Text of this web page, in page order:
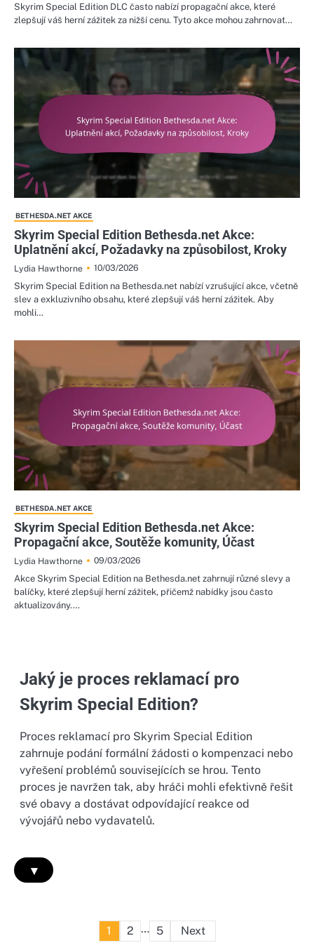
Skyrim Special Edition DLC často nabízí propagační akce, které
zlepšují váš herní zážitek za nižší cenu. Tyto akce mohou zahrnovat…
BETHESDA.NET AKCE
Skyrim Special Edition Bethesda.net Akce:
Uplatnění akcí, Požadavky na způsobilost, Kroky
Lydia Hawthorne
10/03/2026
Skyrim Special Edition na Bethesda.net nabízí vzrušující akce, včetně
slev a exkluzivního obsahu, které zlepšují váš herní zážitek. Aby
mohli…
BETHESDA.NET AKCE
Skyrim Special Edition Bethesda.net Akce:
Propagační akce, Soutěže komunity, Účast
Lydia Hawthorne
09/03/2026
Akce Skyrim Special Edition na Bethesda.net zahrnují různé slevy a
balíčky, které zlepšují herní zážitek, přičemž nabídky jsou často
aktualizovány.…
Jaký je proces reklamací pro
Skyrim Special Edition?
Proces reklamací pro Skyrim Special Edition
zahrnuje podání formální žádosti o kompenzaci nebo
vyřešení problémů souvisejících se hrou. Tento
proces je navržen tak, aby hráči mohli efektivně řešit
své obavy a dostávat odpovídající reakce od
vývojářů nebo vydavatelů.
▾
Posts
1 2 … 5 Next